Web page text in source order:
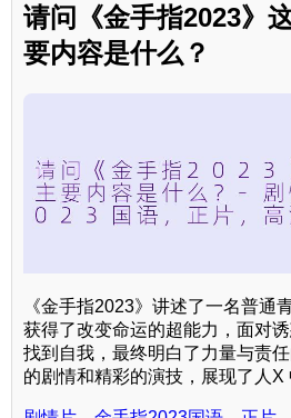
请问《金手指2023》
要内容是什么？
《金手指2023》讲述了一名普通
获得了改变命运的超能力，面对
找到自我，最终明白了力量与责
的剧情和精彩的演技，展现了人X